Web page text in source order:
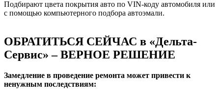
Подбирают цвета покрытия авто по VIN-коду автомобиля или
с помощью компьютерного подбора автоэмали.
ОБРАТИТЬСЯ СЕЙЧАС в «Дельта-
Сервис» – ВЕРНОЕ РЕШЕНИЕ
Замедление в проведение ремонта может привести к
ненужным последствиям: